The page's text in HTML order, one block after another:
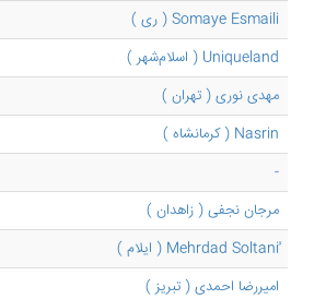
Somaye Esmaili ( ری )
Uniqueland ( اسلام‌شهر )
مهدی نوری ( تهران )
Nasrin ( کرمانشاه )
-
مرجان نجفی ( زاهدان )
امیررضا احمدی ( تبریز )